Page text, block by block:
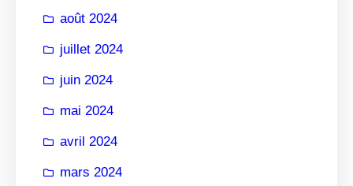
août 2024
juillet 2024
juin 2024
mai 2024
avril 2024
mars 2024